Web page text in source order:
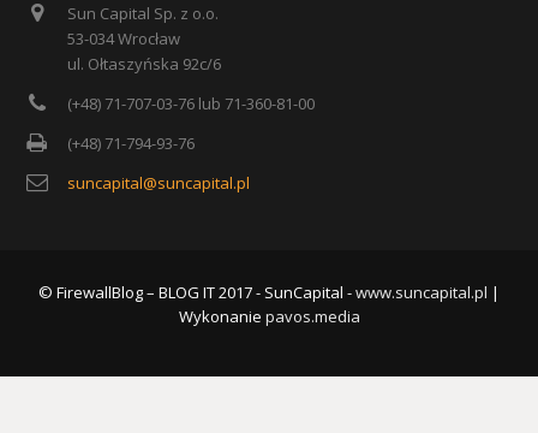
Sun Capital Sp. z o.o.
53-034 Wrocław
ul. Ołtaszyńska 92c/6
(+48) 71-707-03-76 lub 71-360-81-00
(+48) 71-794-93-76
suncapital@suncapital.pl
© FirewallBlog – BLOG IT 2017 - SunCapital -www.suncapital.pl |
Wykonanie pavos.media